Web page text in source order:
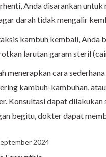
Anda disarankan
darah tidak mengalir
kambuh kembali, Anda
larutan garam steril
menerapkan cara
kambuh-kambuhan,
Konsultasi dapat dilakukan
begitu, dokter dapat
2024